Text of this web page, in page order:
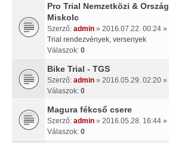
Pro Trial Nemzetközi &
Miskolc
Szerző: admin » 2016.07.22. 00:24 »
Trial rendezvények, versenyek
Válaszok: 0
Bike Trial - TGS
Szerző: admin » 2016.05.29. 02:20 »
Válaszok: 0
Magura fékcső csere
Szerző: admin » 2016.05.28. 16:44 »
Válaszok: 0